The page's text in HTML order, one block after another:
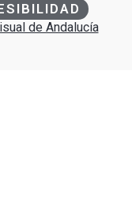
de Andalucía